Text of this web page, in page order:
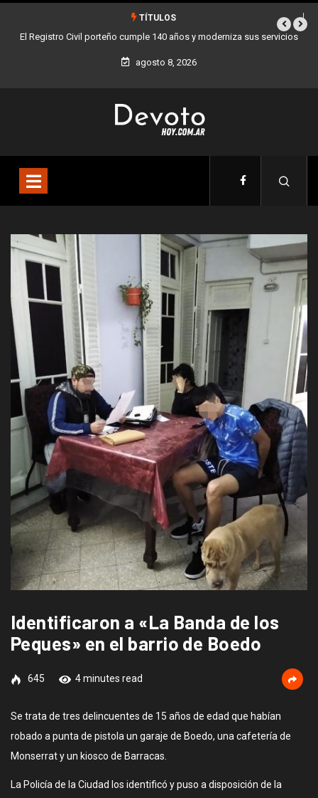
TÍTULOS
Buenos Aires sumó 12 nuevos Bares Notables y ya son 90 en toda
la Ciudad
agosto 8, 2026
Identificaron a «La Banda de los
Peques» en el barrio de Boedo
645 4 minutes read
Se trata de tres delincuentes de 15 años de edad que habían
robado a punta de pistola un garaje de Boedo, una cafetería de
Monserrat y un kiosco de Barracas.
La Policía de la Ciudad los identificó y puso a disposición de la